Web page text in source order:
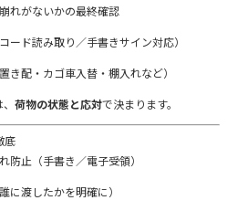
れがないかの最終確認
コード読み取り／手書きサイン対応）
き配・カゴ車入替・棚入れなど）
、荷物の状態と応対で決まります。
底
防止（手書き／電子受領）
に渡したかを明確に）